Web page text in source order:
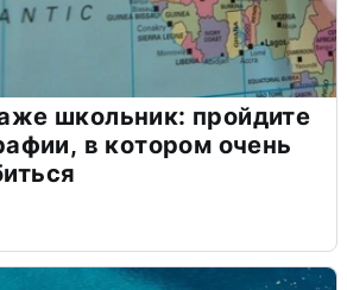
школьник: пройдите
в котором очень